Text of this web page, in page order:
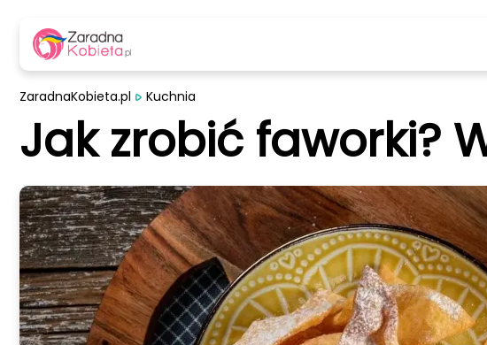
ZaradnaKobieta.pl Kuchnia
Jak zrobić faworki?